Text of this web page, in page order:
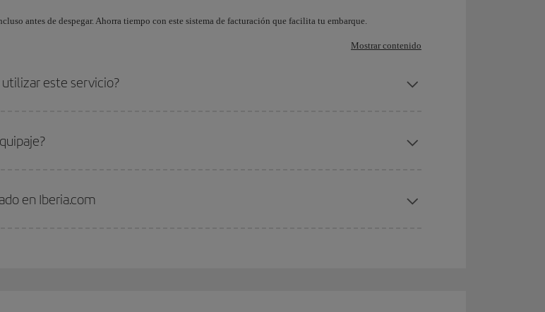
antes de despegar. Ahorra tiempo con este sistema de facturación que facilita tu embarque.
Mostrar contenido
utilizar este servicio?
en Iberia.com